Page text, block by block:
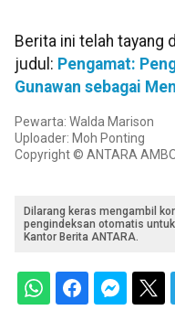
Berita ini telah tayang
judul: Pengamat:
Gunawan sebagai
Pewarta: Walda Marison
Uploader: Moh Ponting
Copyright © ANTARA
Dilarang keras mengambil
pengindeksan otomatis
Kantor Berita ANTARA.